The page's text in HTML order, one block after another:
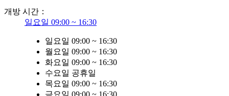
개방 시간：
일요일 09:00 ~ 16:30
일요일 09:00 ~ 16:30
월요일 09:00 ~ 16:30
화요일 09:00 ~ 16:30
수요일 공휴일
목요일 09:00 ~ 16:30